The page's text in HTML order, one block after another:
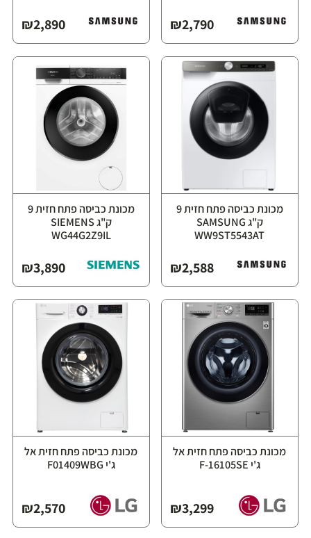
₪2,790
₪2,890
מכונת כביסה פתח חזית ‏9
ק"ג ⁦SAMSUNG
WW9ST5543AT⁩
₪2,588
מכונת כביסה פתח חזית ‏9
ק"ג ⁦SIEMENS
WG44G2Z9IL⁩
₪3,890
מכונת כביסה פתח חזית אל
ג'י F-16105SE
₪3,299
מכונת כביסה פתח חזית אל
ג'י F01409WBG
₪2,570